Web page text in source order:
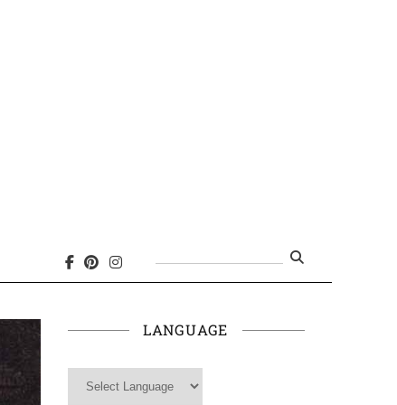
LANGUAGE